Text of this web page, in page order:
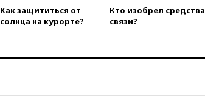
погибли два человека
Как защититься от
солнца на курорте?
Кто изобрел средства
связи?